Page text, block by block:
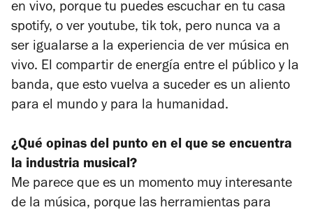
en vivo, porque tu puedes escuchar en tu casa
spotify, o ver youtube, tik tok, pero nunca va a
ser igualarse a la experiencia de ver música en
vivo. El compartir de energía entre el público y la
banda, que esto vuelva a suceder es un aliento
para el mundo y para la humanidad.
¿Qué opinas del punto en el que se encuentra
la industria musical?
Me parece que es un momento muy interesante
de la música, porque las herramientas para